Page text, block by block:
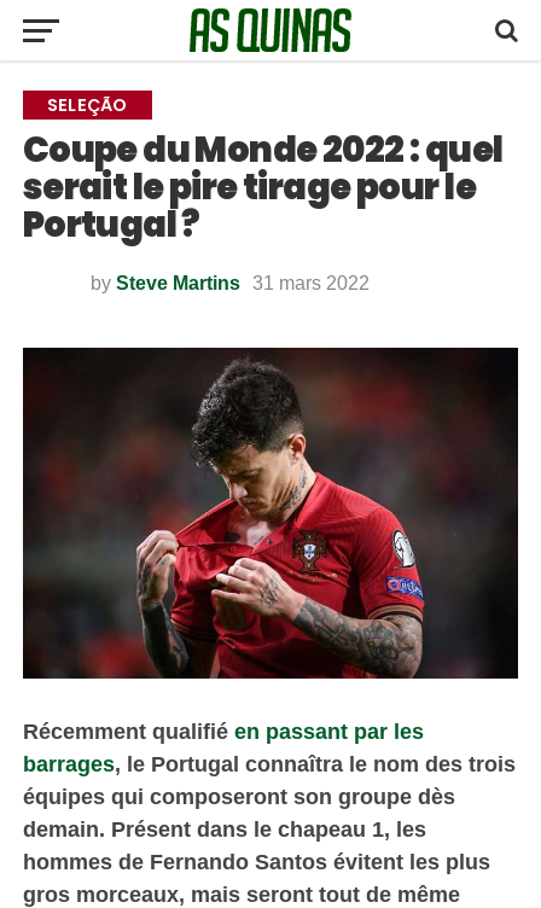
SELEÇÃO
Coupe du Monde 2022 : quel
serait le pire tirage pour le
Portugal ?
by Steve Martins 31 mars 2022
Récemment qualifié en passant par les
barrages, le Portugal connaîtra le nom des trois
équipes qui composeront son groupe dès
demain. Présent dans le chapeau 1, les
hommes de Fernando Santos évitent les plus
gros morceaux, mais seront tout de même